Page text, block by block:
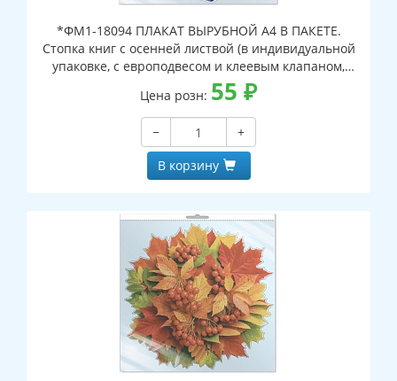
*ФМ1-18094 ПЛАКАТ ВЫРУБНОЙ А4 В ПАКЕТЕ.
Стопка книг с осенней листвой (в индивидуальной
упаковке, с европодвесом и клеевым клапаном,
двухсторонний, ВД-лак)
Цена розн: 55 ₽
−
+
В корзину